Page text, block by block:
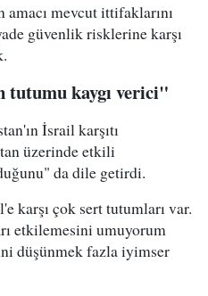
mevcut ittifaklarını
güvenlik risklerine karşı
tutumu kaygı verici"
İsrail karşıtı
üzerinde etkili
da dile getirdi.
karşı çok sert tutumları var.
etkilemesini umuyorum
düşünmek fazla iyimser